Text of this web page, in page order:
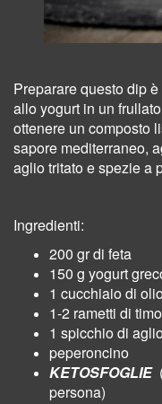
Preparare questo dip
allo yogurt in un
ottenere un composto
sapore mediterraneo,
aglio tritato e spezie a
Ingredienti:
200 gr di feta
150 g yogurt
1 cucchiaio di
1-2 rametti di
1 spicchio di aglio
peperoncino
KETOSFOGLIE
persona)